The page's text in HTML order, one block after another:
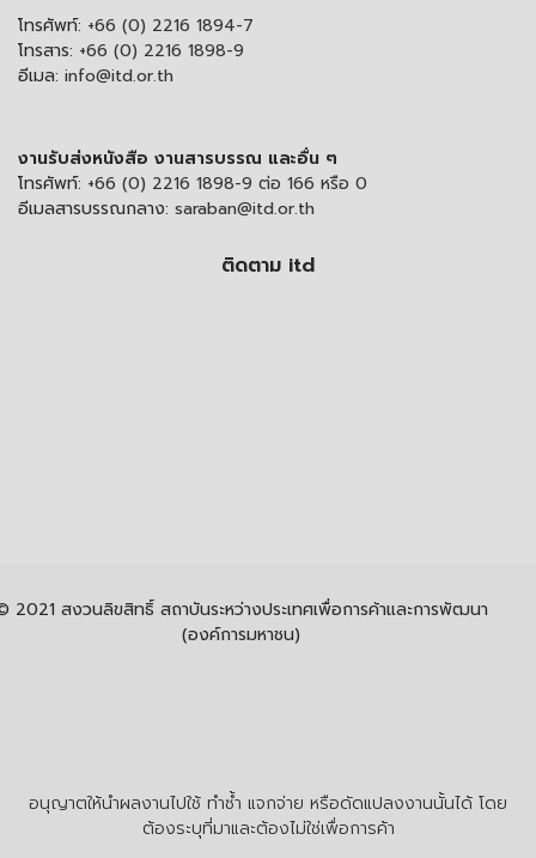
โทรศัพท์: +66 (0) 2216 1894-7
โทรสาร: +66 (0) 2216 1898-9
อีเมล: info@itd.or.th
งานรับส่งหนังสือ งานสารบรรณ และอื่น ๆ
โทรศัพท์: +66 (0) 2216 1898-9 ต่อ 166 หรือ 0
อีเมลสารบรรณกลาง: saraban@itd.or.th
ติดตาม itd
อนุญาตให้นำผลงานไปใช้ ทำซ้ำ แจกจ่าย หรือดัดแปลงงานนั้นได้ โดย
ต้องระบุที่มาและต้องไม่ใช่เพื่อการค้า
2021 สงวนลิขสิทธิ์ สถาบันระหว่างประเทศเพื่อการค้าและการพัฒนา
(องค์การมหาชน)